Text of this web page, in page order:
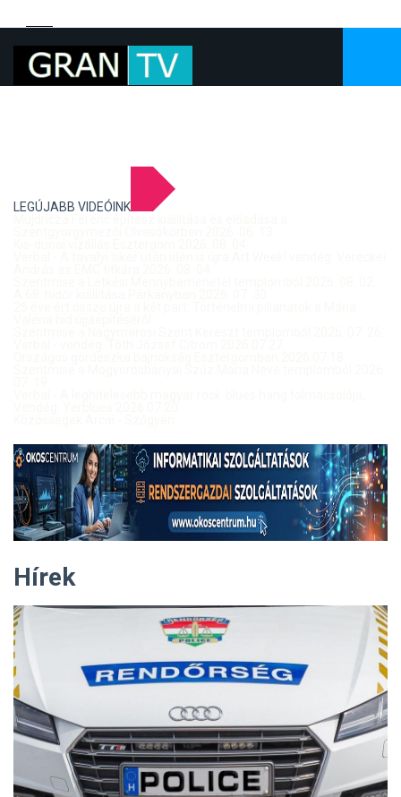
LEGÚJABB VIDEÓINK
Hírek